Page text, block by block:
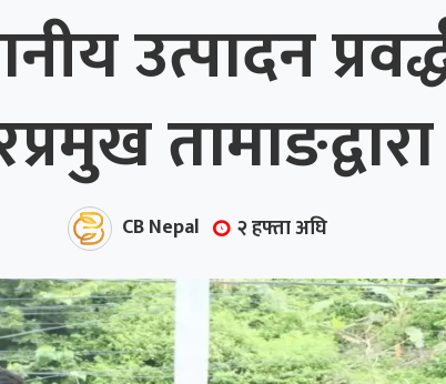
उत्पादन
CB Nepal २ हफ्ता अघि